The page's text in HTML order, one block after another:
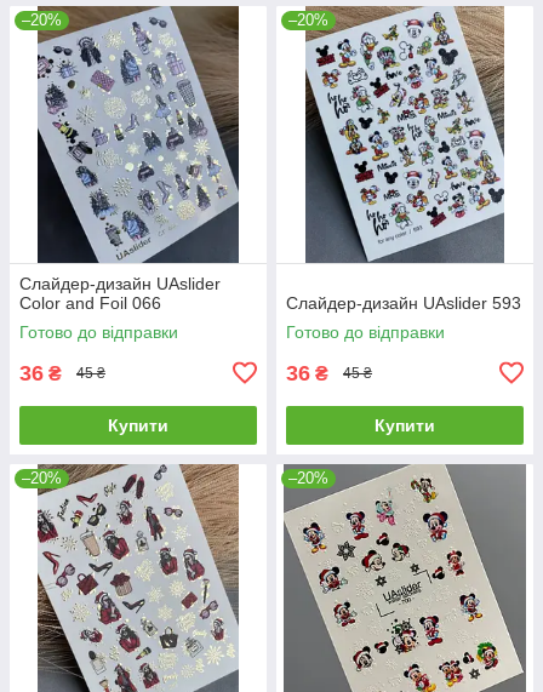
–20%
Слайдер-дизайн UAslider
Color and Foil 066
Готово до відправки
36 ₴ 45 ₴
Купити
–20%
Слайдер-дизайн UAslider 593
Готово до відправки
36 ₴ 45 ₴
Купити
–20% –20%